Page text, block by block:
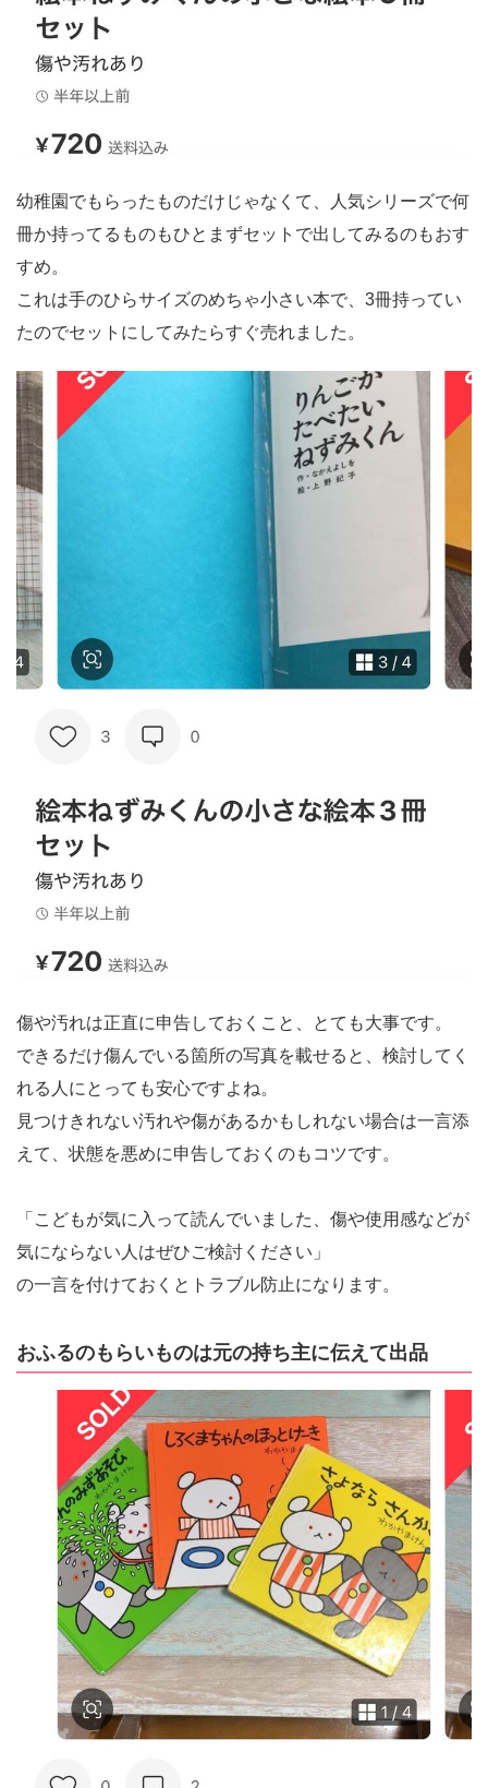
幼稚園でもらったものだけじゃなくて、人気シリーズで何
冊か持ってるものもひとまずセットで出してみるのもおす
すめ。
これは手のひらサイズのめちゃ小さい本で、3冊持ってい
たのでセットにしてみたらすぐ売れました。
傷や汚れは正直に申告しておくこと、とても大事です。
できるだけ傷んでいる箇所の写真を載せると、検討してく
れる人にとっても安心ですよね。
見つけきれない汚れや傷があるかもしれない場合は一言添
えて、状態を悪めに申告しておくのもコツです。
「こどもが気に入って読んでいました、傷や使用感などが
気にならない人はぜひご検討ください」
の一言を付けておくとトラブル防止になります。
おふるのもらいものは元の持ち主に伝えて出品